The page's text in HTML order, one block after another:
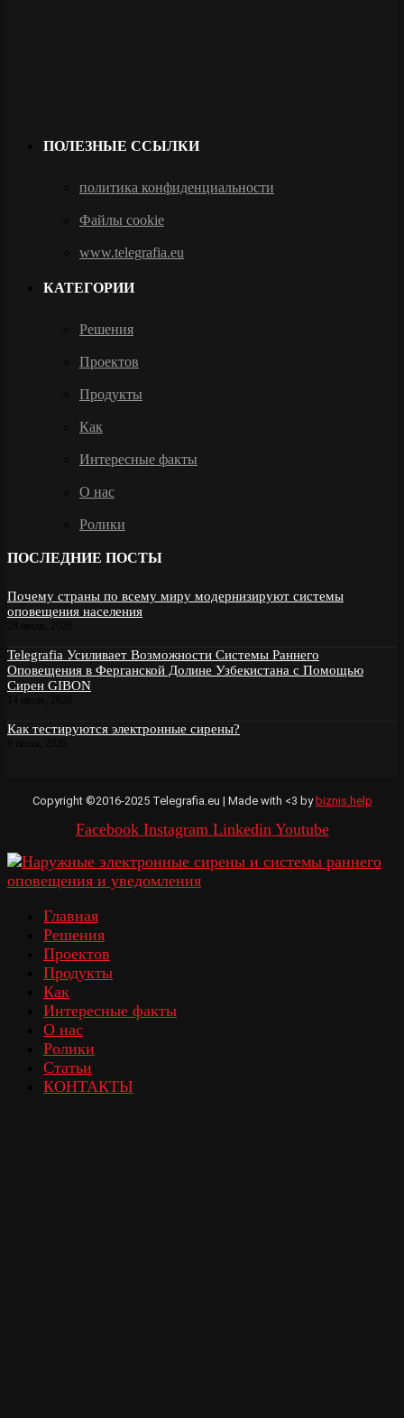
ПОЛЕЗНЫЕ ССЫЛКИ
политика конфиденциальности
Файлы cookie
www.telegrafia.eu
КАТЕГОРИИ
Решения
Проектов
Продукты
Как
Интересные факты
О нас
Ролики
ПОСЛЕДНИЕ ПОСТЫ
Почему страны по всему миру модернизируют системы
оповещения населения
Telegrafia Усиливает Возможности Системы Раннего
Оповещения в Ферганской Долине Узбекистана с Помощью
Сирен GIBON
Как тестируются электронные сирены?
Copyright ©2016-2025 Telegrafia.eu | Made with <3 by biznis.help
Facebook Instagram Linkedin Youtube
Главная
Решения
Проектов
Продукты
Как
Интересные факты
О нас
Ролики
Статьи
КОНТАКТЫ